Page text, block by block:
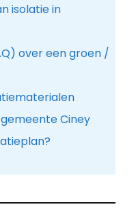
isolatie in
over een groen /
Ciney